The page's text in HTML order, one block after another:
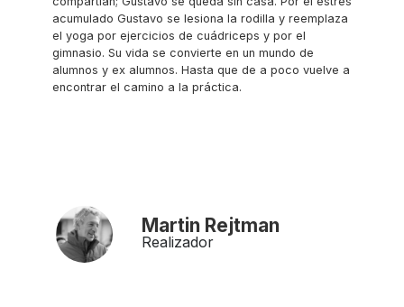
acumulado Gustavo se lesiona la rodilla y reemplaza
el yoga por ejercicios de cuádriceps y por el
gimnasio. Su vida se convierte en un mundo de
alumnos y ex alumnos. Hasta que de a poco vuelve a
encontrar el camino a la práctica.
Martin Rejtman
Realizador